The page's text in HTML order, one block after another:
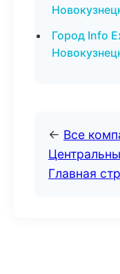
Город Info
← Все
Главная